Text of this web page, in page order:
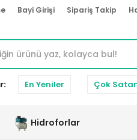
Bayi Girişi Sipariş Takip
En Yeniler Çok
Hidroforlar